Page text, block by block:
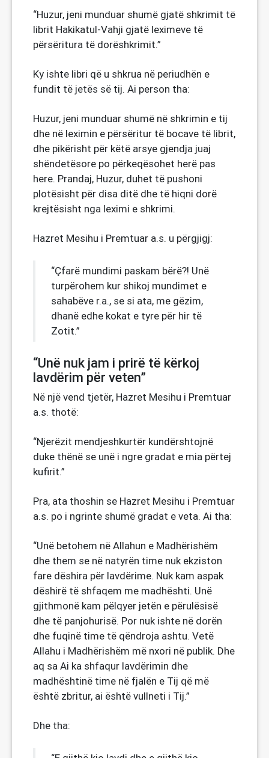
“Huzur, jeni munduar shumë gjatë shkrimit të
librit Hakikatul-Vahji gjatë leximeve të
përsëritura të dorëshkrimit.”
Ky ishte libri që u shkrua në periudhën e
fundit të jetës së tij. Ai person tha:
Huzur, jeni munduar shumë në shkrimin e tij
dhe në leximin e përsëritur të bocave të librit,
dhe pikërisht për këtë arsye gjendja juaj
shëndetësore po përkeqësohet herë pas
here. Prandaj, Huzur, duhet të pushoni
plotësisht për disa ditë dhe të hiqni dorë
krejtësisht nga leximi e shkrimi.
Hazret Mesihu i Premtuar a.s. u përgjigj:
“Çfarë mundimi paskam bërë?! Unë
turpërohem kur shikoj mundimet e
sahabëve r.a., se si ata, me gëzim,
dhanë edhe kokat e tyre për hir të
Zotit.”
“Unë nuk jam i prirë të kërkoj
lavdërim për veten”
Në një vend tjetër, Hazret Mesihu i Premtuar
a.s. thotë:
“Njerëzit mendjeshkurtër kundërshtojnë
duke thënë se unë i ngre gradat e mia përtej
kufirit.”
Pra, ata thoshin se Hazret Mesihu i Premtuar
a.s. po i ngrinte shumë gradat e veta. Ai tha:
“Unë betohem në Allahun e Madhërishëm
dhe them se në natyrën time nuk ekziston
fare dëshira për lavdërime. Nuk kam aspak
dëshirë të shfaqem me madhështi. Unë
gjithmonë kam pëlqyer jetën e përulësisë
dhe të panjohurisë. Por nuk ishte në dorën
dhe fuqinë time të qëndroja ashtu. Vetë
Allahu i Madhërishëm më nxori në publik. Dhe
aq sa Ai ka shfaqur lavdërimin dhe
madhështinë time në fjalën e Tij që më
është zbritur, ai është vullneti i Tij.”
Dhe tha: